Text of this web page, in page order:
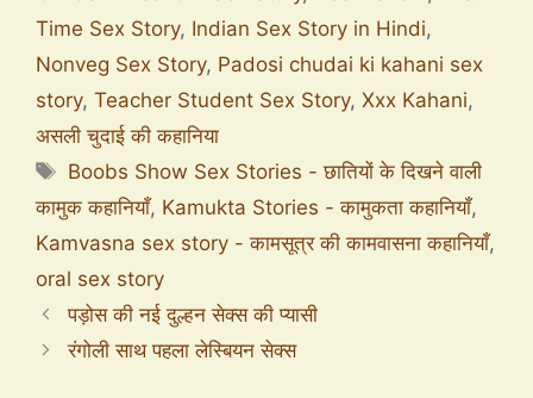
Time Sex Story, Indian Sex Story in Hindi,
Nonveg Sex Story, Padosi chudai ki kahani sex
story, Teacher Student Sex Story, Xxx Kahani,
असली चुदाई की कहानिया
Boobs Show Sex Stories - छातियों के दिखने वाली
कामुक कहानियाँ, Kamukta Stories - कामुकता कहानियाँ,
Kamvasna sex story - कामसूत्र की कामवासना कहानियाँ,
oral sex story
पड़ोस की नई दुल्हन सेक्स की प्यासी
रंगोली साथ पहला लेस्बियन सेक्स